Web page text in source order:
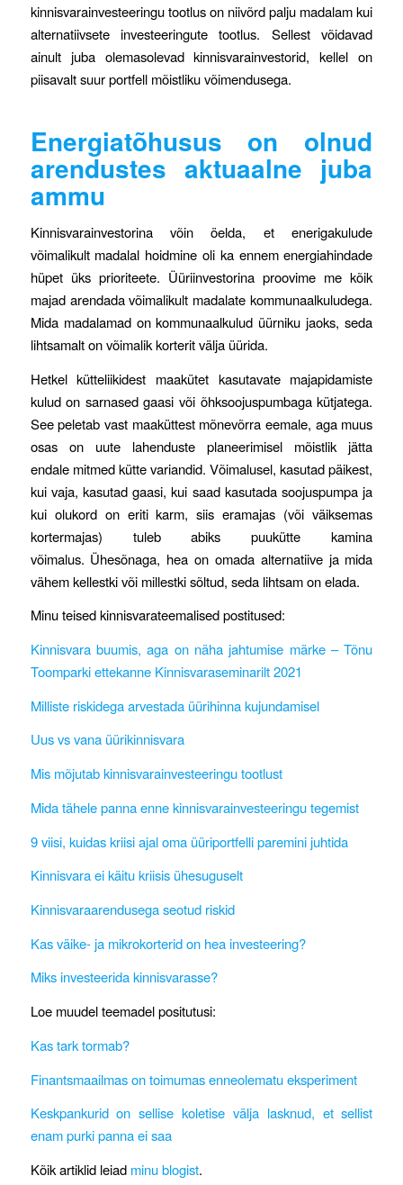
kinnisvarainvesteeringu tootlus on niivõrd palju madalam kui
alternatiivsete investeeringute tootlus. Sellest võidavad
ainult juba olemasolevad kinnisvarainvestorid, kellel on
piisavalt suur portfell mõistliku võimendusega.
Energiatõhusus on olnud
arendustes aktuaalne juba
ammu
Kinnisvarainvestorina võin öelda, et enerigakulude
võimalikult madalal hoidmine oli ka ennem energiahindade
hüpet üks prioriteete. Üüriinvestorina proovime me kõik
majad arendada võimalikult madalate kommunaalkuludega.
Mida madalamad on kommunaalkulud üürniku jaoks, seda
lihtsamalt on võimalik korterit välja üürida.
Hetkel kütteliikidest maakütet kasutavate majapidamiste
kulud on sarnased gaasi või õhksoojuspumbaga kütjatega.
See peletab vast maaküttest mõnevõrra eemale, aga muus
osas on uute lahenduste planeerimisel mõistlik jätta
endale mitmed kütte variandid. Võimalusel, kasutad päikest,
kui vaja, kasutad gaasi, kui saad kasutada soojuspumpa ja
kui olukord on eriti karm, siis eramajas (või väiksemas
kortermajas) tuleb abiks puukütte kamina
võimalus. Ühesõnaga, hea on omada alternatiive ja mida
vähem kellestki või millestki sõltud, seda lihtsam on elada.
Minu teised kinnisvarateemalised postitused:
Kinnisvara buumis, aga on näha jahtumise märke – Tõnu
Toomparki ettekanne Kinnisvaraseminarilt 2021
Milliste riskidega arvestada üürihinna kujundamisel
Uus vs vana üürikinnisvara
Mis mõjutab kinnisvarainvesteeringu tootlust
Mida tähele panna enne kinnisvarainvesteeringu tegemist
9 viisi, kuidas kriisi ajal oma üüriportfelli paremini juhtida
Kinnisvara ei käitu kriisis ühesuguselt
Kinnisvaraarendusega seotud riskid
Kas väike- ja mikrokorterid on hea investeering?
Miks investeerida kinnisvarasse?
Loe muudel teemadel positutusi:
Kas tark tormab?
Finantsmaailmas on toimumas enneolematu eksperiment
Keskpankurid on sellise koletise välja lasknud, et sellist
enam purki panna ei saa
Kõik artiklid leiad minu blogist.